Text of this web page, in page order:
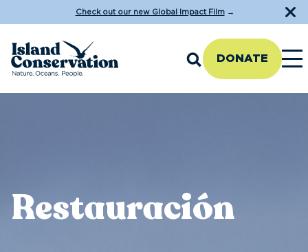
Check out our new Global Impact Film→
DONATE
Restauración